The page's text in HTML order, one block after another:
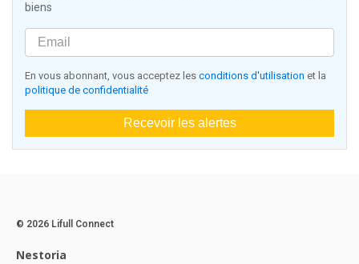
biens
En vous abonnant, vous acceptez les conditions d'utilisation et la
politique de confidentialité
Recevoir les alertes
© 2026 Lifull Connect
Nestoria